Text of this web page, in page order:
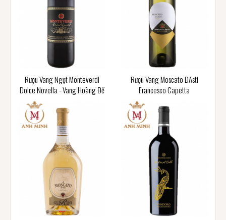
Rượu Vang Ngọt Monteverdi
Dolce Novella - Vang Hoàng Đế
Rượu Vang Moscato DAsti
Francesco Capetta